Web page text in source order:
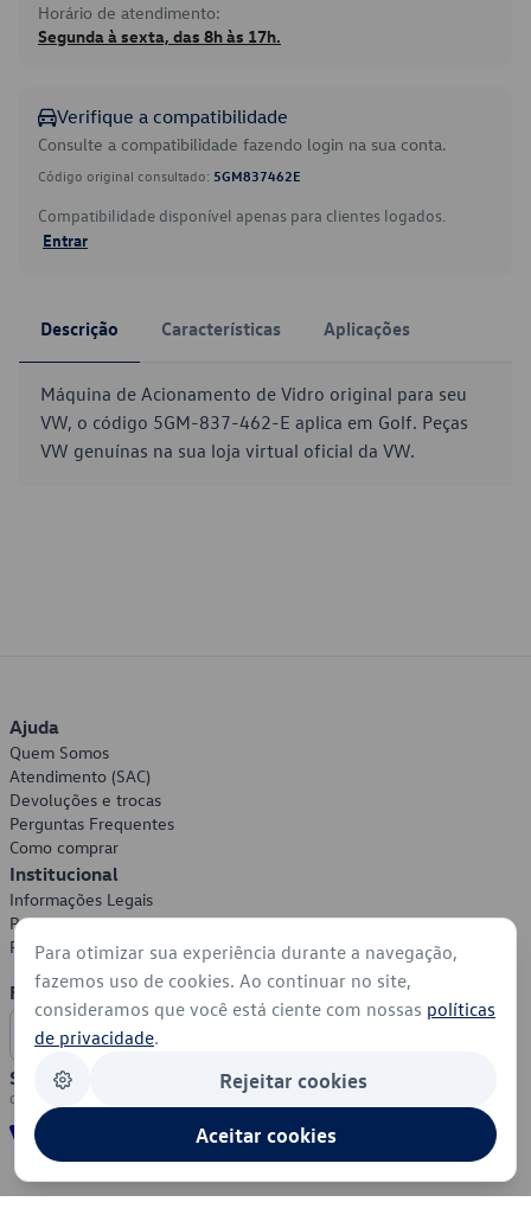
Horário de atendimento:
Segunda à sexta, das 8h às 17h.
Verifique a compatibilidade
Consulte a compatibilidade fazendo login na sua conta.
Código original consultado: 5GM837462E
Compatibilidade disponível apenas para clientes logados.
Entrar
Descrição Características Aplicações
Máquina de Acionamento de Vidro original para seu
VW, o código 5GM-837-462-E aplica em Golf. Peças
VW genuínas na sua loja virtual oficial da VW.
Ajuda
Quem Somos
Atendimento (SAC)
Devoluções e trocas
Perguntas Frequentes
Como comprar
Institucional
Informações Legais
Política de Privacidade
Política de Cookies
Formas de Pagamento
Segurança
Para otimizar sua experiência durante a navegação,
fazemos uso de cookies. Ao continuar no site,
consideramos que você está ciente com nossas políticas
de privacidade.
Rejeitar cookies
Aceitar cookies